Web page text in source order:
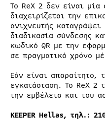
Το ReX 2 δεν είναι
διαχειρίζεται την
ανιχνευτής
διαδικασία σύνδεσης
κωδικό QR με την
σε πραγματικό χρόνο
Εάν είναι απαραίτητο,
εγκατάσταση. Το ReX 2
την εμβέλεια και του
KEEPER Hellas, τηλ.: